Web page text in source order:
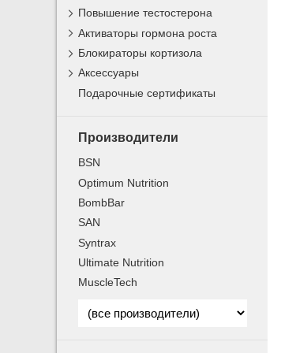
Повышение тестостерона
Активаторы гормона роста
Блокираторы кортизола
Аксессуары
Подарочные сертификаты
Производители
BSN
Optimum Nutrition
BombBar
SAN
Syntrax
Ultimate Nutrition
MuscleTech